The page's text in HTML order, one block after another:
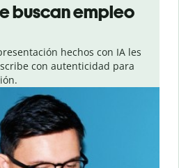
buscan empleo
hechos con IA les
con autenticidad para